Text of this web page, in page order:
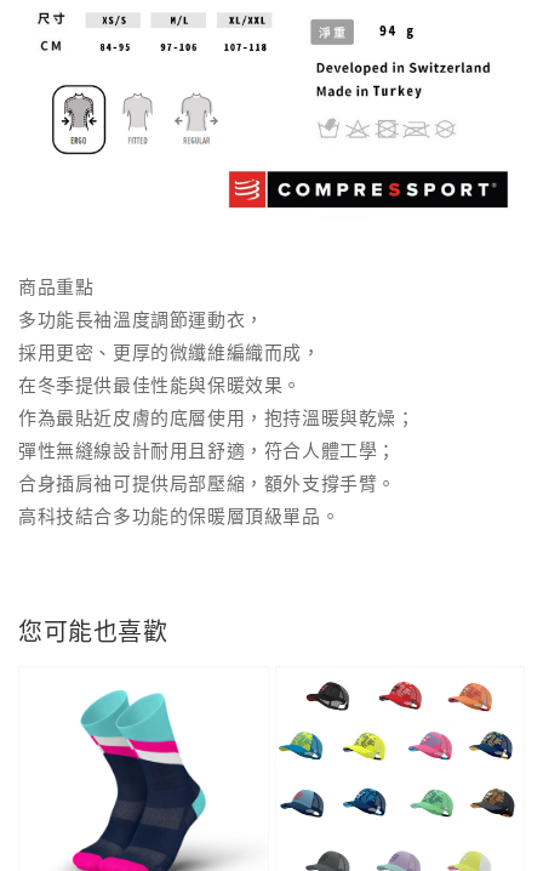
商品重點
多功能長袖溫度調節運動衣，
採用更密、更厚的微纖維編織而成，
在冬季提供最佳性能與保暖效果。
作為最貼近皮膚的底層使用，抱持溫暖與乾燥；
彈性無縫線設計耐用且舒適，符合人體工學；
合身插肩袖可提供局部壓縮，額外支撐手臂。
高科技結合多功能的保暖層頂級單品。
您可能也喜歡